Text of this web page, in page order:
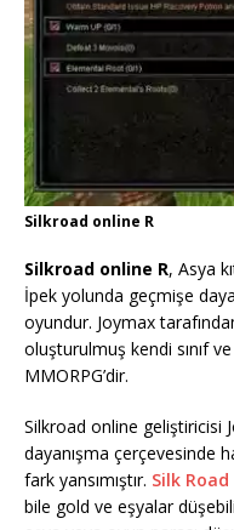
Silkroad online R
Silkroad online R, Asya
İpek yolunda geçmişe
oyundur. Joymax
oluşturulmuş kendi sınıf
MMORPG’dir.
Silkroad online geliştiricisi
dayanışma çerçevesinde
fark yansımıştır. Silk Road
bile gold ve eşyalar